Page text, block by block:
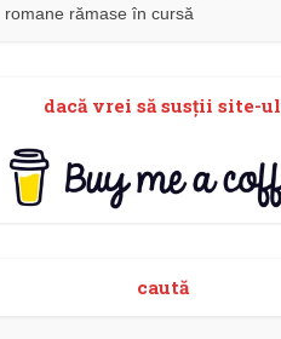
romane rămase în cursă
dacă vrei să susţii site-ul
caută